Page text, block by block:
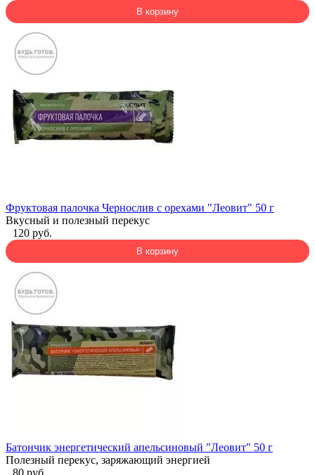
В корзину
Фруктовая палочка Чернослив с орехами "Леовит" 50 г
Вкусный и полезный перекус
120 руб.
В корзину
Батончик энергетический апельсиновый "Леовит" 50 г
Полезный перекус, заряжающий энергией
80 руб.